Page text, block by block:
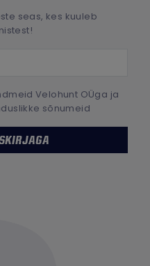
seas, kes kuuleb
Velohunt OÜga ja
sõnumeid